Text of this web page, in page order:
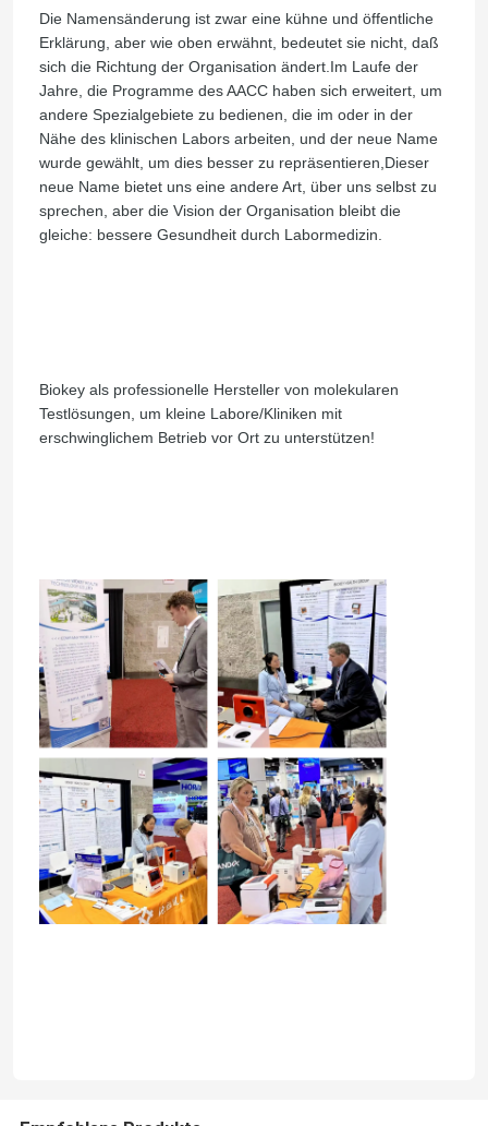
Die Namensänderung ist zwar eine kühne und öffentliche
Erklärung, aber wie oben erwähnt, bedeutet sie nicht, daß
sich die Richtung der Organisation ändert.Im Laufe der
Jahre, die Programme des AACC haben sich erweitert, um
andere Spezialgebiete zu bedienen, die im oder in der
Nähe des klinischen Labors arbeiten, und der neue Name
wurde gewählt, um dies besser zu repräsentieren,Dieser
neue Name bietet uns eine andere Art, über uns selbst zu
sprechen, aber die Vision der Organisation bleibt die
gleiche: bessere Gesundheit durch Labormedizin.
Biokey als professionelle Hersteller von molekularen
Testlösungen, um kleine Labore/Kliniken mit
erschwinglichem Betrieb vor Ort zu unterstützen!